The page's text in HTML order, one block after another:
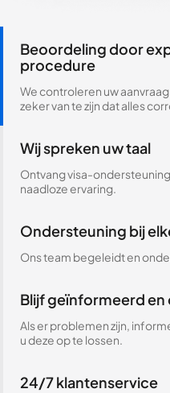
Beoordeling door
procedure
We controleren uw
zeker van te zijn dat alles
Wij spreken uw taal
Ontvang visa-
naadloze ervaring.
Ondersteuning bij
Ons team begeleidt en
Blijf geïnformeerd
Als er problemen zijn,
u deze op te lossen.
24/7 klantenservice